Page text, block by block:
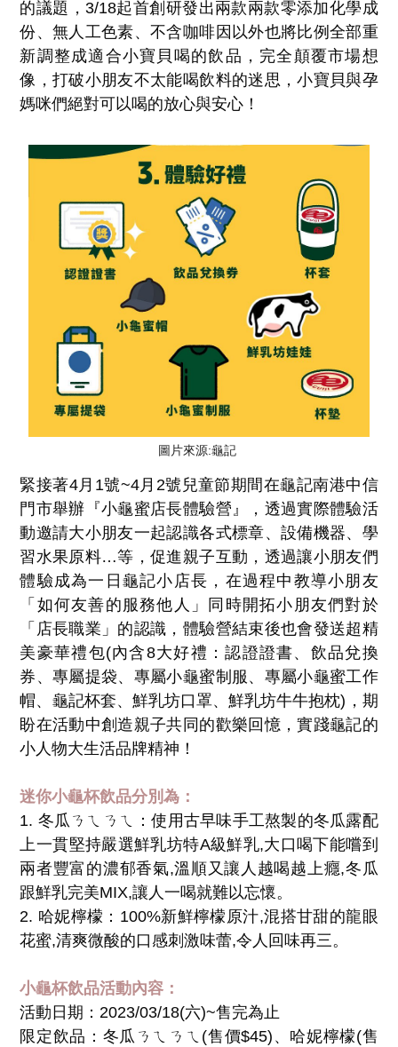
的議題，3/18起首創研發出兩款兩款零添加化學成
份、無人工色素、不含咖啡因以外也將比例全部重
新調整成適合小寶貝喝的飲品，完全顛覆市場想
像，打破小朋友不太能喝飲料的迷思，小寶貝與孕
媽咪們絕對可以喝的放心與安心！
圖片來源:龜記
緊接著4月1號~4月2號兒童節期間在龜記南港中信
門市舉辦『小龜蜜店長體驗營』，透過實際體驗活
動邀請大小朋友一起認識各式標章、設備機器、學
習水果原料…等，促進親子互動，透過讓小朋友們
體驗成為一日龜記小店長，在過程中教導小朋友
「如何友善的服務他人」同時開拓小朋友們對於
「店長職業」的認識，體驗營結束後也會發送超精
美豪華禮包(內含8大好禮：認證證書、飲品兌換
券、專屬提袋、專屬小龜蜜制服、專屬小龜蜜工作
帽、龜記杯套、鮮乳坊口罩、鮮乳坊牛牛抱枕)，期
盼在活動中創造親子共同的歡樂回憶，實踐龜記的
小人物大生活品牌精神！
迷你小龜杯飲品分別為：
1. 冬瓜ㄋㄟㄋㄟ：使用古早味手工熬製的冬瓜露配
上一貫堅持嚴選鮮乳坊特A級鮮乳,大口喝下能嚐到
兩者豐富的濃郁香氣,溫順又讓人越喝越上癮,冬瓜
跟鮮乳完美MIX,讓人一喝就難以忘懷。
2. 哈妮檸檬：100%新鮮檸檬原汁,混搭甘甜的龍眼
花蜜,清爽微酸的口感刺激味蕾,令人回味再三。
小龜杯飲品活動內容：
活動日期：2023/03/18(六)~售完為止
限定飲品：冬瓜ㄋㄟㄋㄟ(售價$45)、哈妮檸檬(售